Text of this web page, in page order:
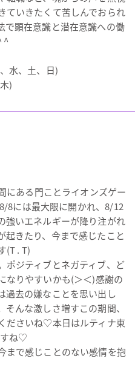
ていきたくて苦しんでおられ
で顕在意識と潜在意識への働
^
水、土、日)
)
にある門ことライオンズゲー
8には最大限に開かれ、8/12
強いエネルギーが降り注がれ
起きたり、今まで感じたこと
(T . T)
ポジティブとネガティブ、ど
なりやすいかも(＞＜)感謝の
過去の嫌なことを思い出し
んな激しさ増すこの期間、
ださいね♡本日はルティナ東
すね♡
まで感じことのない感情を抱